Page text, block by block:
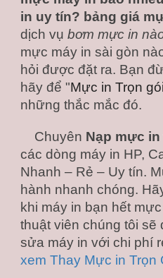
in uy tín? bảng giá
dịch vụ bơm mực in
mực máy in sài gòn
hỏi được đặt ra. Bạn
hãy để "Mực in Trọn
những thắc mắc đó.
Chuyên Nạp mực
các dòng máy in HP,
Nhanh – Rẻ – Uy tín.
hành nhanh chóng.
khi máy in bạn hết
thuật viên chúng tôi sẽ
sửa máy in với chi phí
xem Thay Mực in Trọn